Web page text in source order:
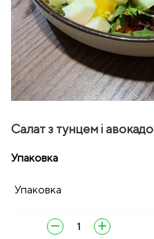
Салат з тунцем і авокадо
Упаковка
Упаковка
remove add